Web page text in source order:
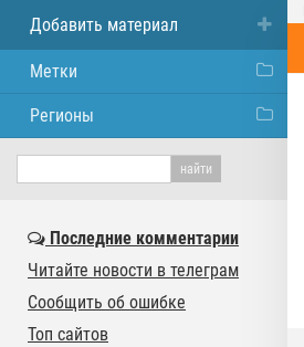
Добавить материал
Метки
Регионы
Последние комментарии
Читайте новости в телеграм
Сообщить об ошибке
Топ сайтов